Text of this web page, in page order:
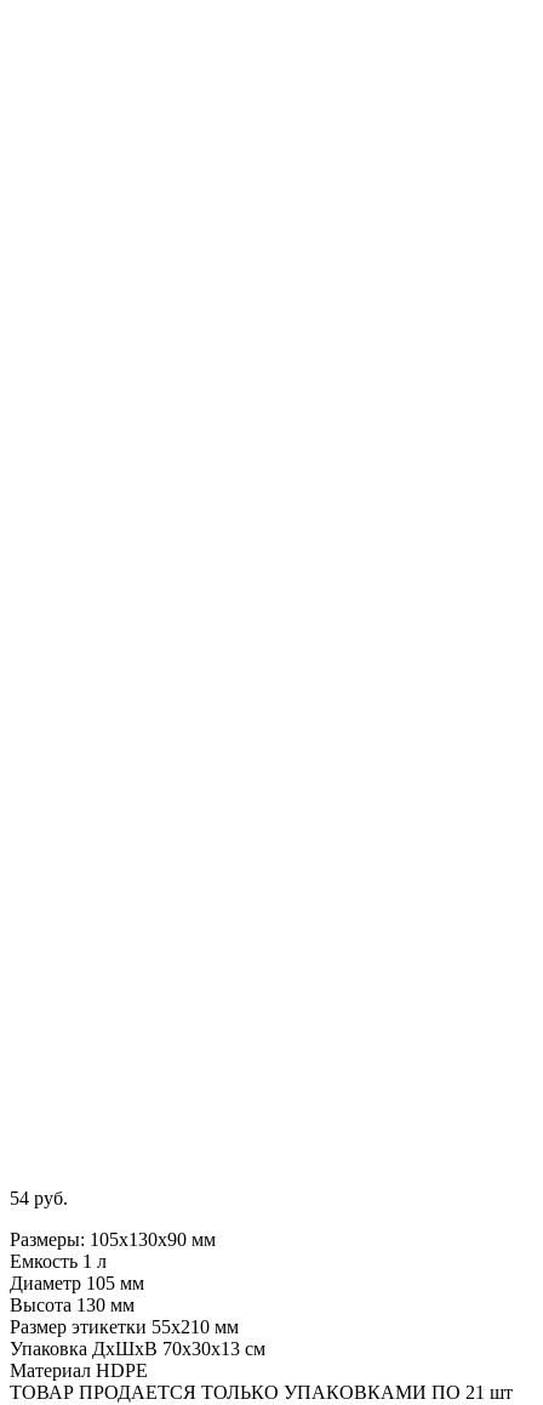
54 руб.
Размеры: 105х130х90 мм
Емкость 1 л
Диаметр 105 мм
Высота 130 мм
Размер этикетки 55х210 мм
Упаковка ДхШхВ 70x30x13 см
Материал HDPE
ТОВАР ПРОДАЕТСЯ ТОЛЬКО УПАКОВКАМИ ПО 21 шт